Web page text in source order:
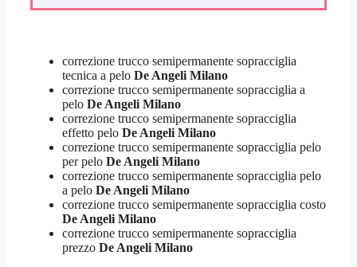
correzione trucco semipermanente sopracciglia
tecnica a pelo De Angeli Milano
correzione trucco semipermanente sopracciglia a
pelo De Angeli Milano
correzione trucco semipermanente sopracciglia
effetto pelo De Angeli Milano
correzione trucco semipermanente sopracciglia pelo
per pelo De Angeli Milano
correzione trucco semipermanente sopracciglia pelo
a pelo De Angeli Milano
correzione trucco semipermanente sopracciglia costo
De Angeli Milano
correzione trucco semipermanente sopracciglia
prezzo De Angeli Milano